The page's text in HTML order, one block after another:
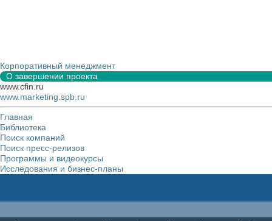
Корпоративный менеджмент
О завершении проекта
www.cfin.ru
www.marketing.spb.ru
Главная
Библиотека
Поиск компаний
Поиск пресс-релизов
Программы и видеокурсы
Исследования и бизнес-планы